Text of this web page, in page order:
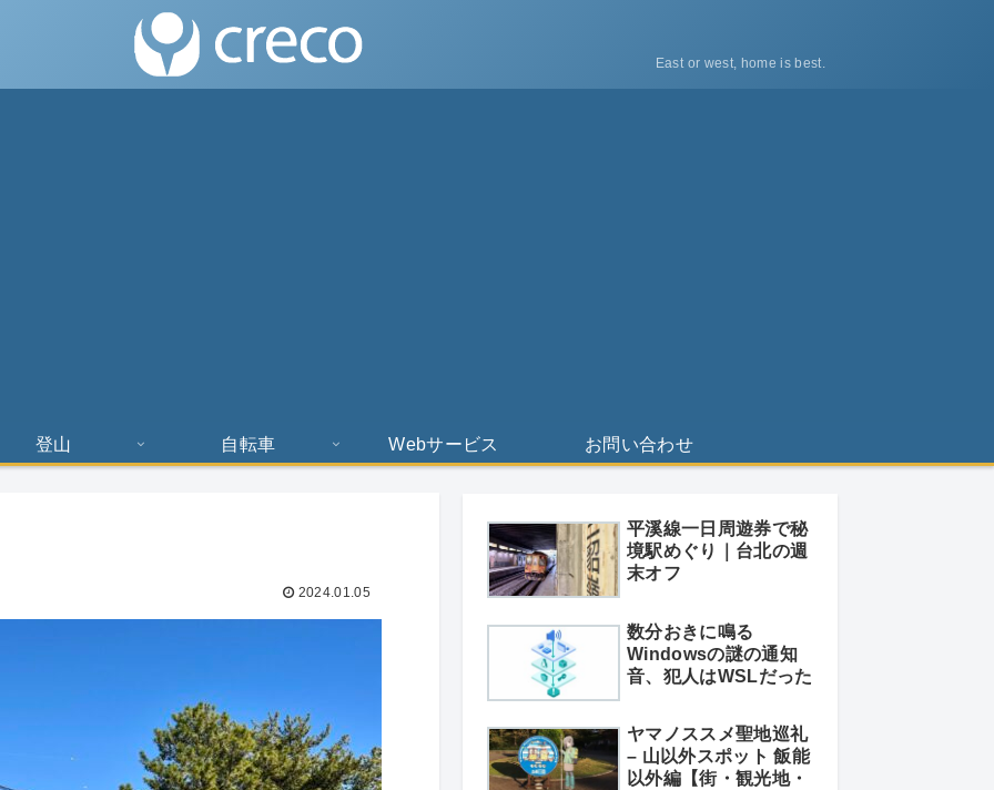
East or west, home is best.
登山 自転車 Webサービス お問い合わせ
2024.01.05
平溪線一日周遊券で秘
境駅めぐり｜台北の週
末オフ
数分おきに鳴る
Windowsの謎の通知
音、犯人はWSLだった
ヤマノススメ聖地巡礼
– 山以外スポット 飯能
以外編【街・観光地・